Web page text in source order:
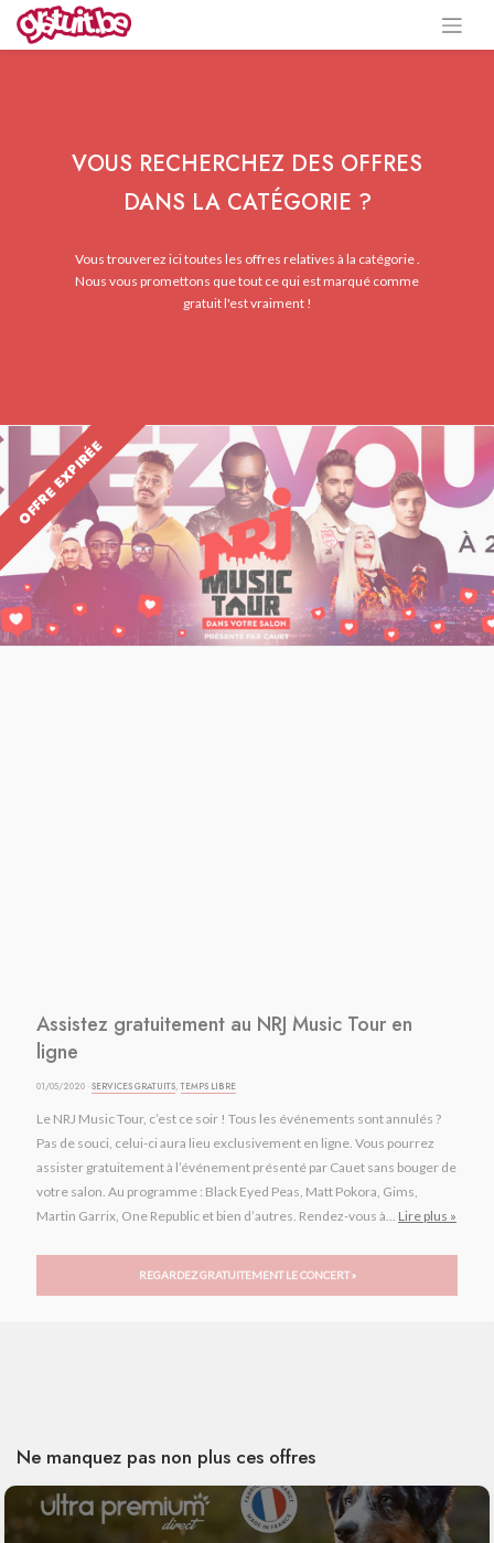
VOUS RECHERCHEZ DES OFFRES
DANS LA CATÉGORIE ?
Vous trouverez ici toutes les offres relatives à la catégorie .
Nous vous promettons que tout ce qui est marqué comme
gratuit l'est vraiment !
OFFRE EXPIRÉE
Assistez gratuitement au NRJ Music Tour en
ligne
01/05/2020 ·SERVICES GRATUITS,TEMPS LIBRE
Le NRJ Music Tour, c’est ce soir ! Tous les événements sont annulés ?
Pas de souci, celui-ci aura lieu exclusivement en ligne. Vous pourrez
assister gratuitement à l’événement présenté par Cauet sans bouger de
votre salon. Au programme : Black Eyed Peas, Matt Pokora, Gims,
Martin Garrix, One Republic et bien d’autres. Rendez-vous à... Lire plus »
REGARDEZ GRATUITEMENT LE CONCERT »
Ne manquez pas non plus ces offres